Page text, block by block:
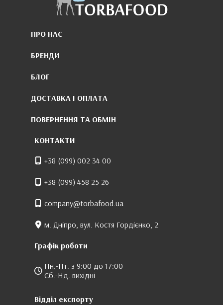
ПРО НАС
БРЕНДИ
БЛОГ
ДОСТАВКА І ОПЛАТА
ПОВЕРНЕННЯ ТА ОБМІН
КОНТАКТИ
+38 (099) 002 34 00
+38 (099) 458 25 26
company@torbafood.ua
м. Дніпро, вул. Костя Гордієнко, 2
Графік роботи
Пн.-Пт. з 9:00 до 17:00
Сб.-Нд. вихідні
Відділ експорту